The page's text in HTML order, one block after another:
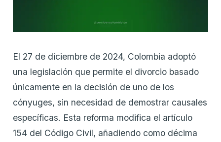
El 27 de diciembre de 2024, Colombia adoptó
una legislación que permite el divorcio basado
únicamente en la decisión de uno de los
cónyuges, sin necesidad de demostrar causales
específicas. Esta reforma modifica el artículo
154 del Código Civil, añadiendo como décima